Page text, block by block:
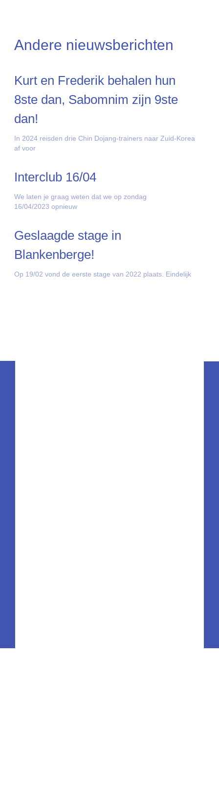
Andere nieuwsberichten
Kurt en Frederik behalen hun
8ste dan, Sabomnim zijn 9ste
dan!
In 2024 reisden drie Chin Dojang-trainers naar Zuid-Korea
af voor
Interclub 16/04
We laten je graag weten dat we op zondag
16/04/2023 opnieuw
Geslaagde stage in
Blankenberge!
Op 19/02 vond de eerste stage van 2022 plaats. Eindelijk